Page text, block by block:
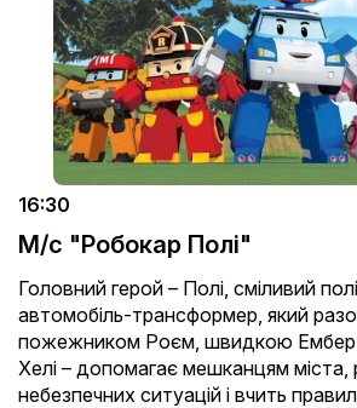
16:30
М/с "Робокар Полі"
Головний герой – Полі, сміливий
автомобіль-трансформер, який
пожежником Роєм, швидкою Ембер
Хелі – допомагає мешканцям міста,
небезпечних ситуацій і вчить